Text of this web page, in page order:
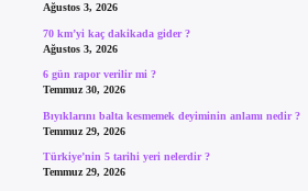
Ağustos 3, 2026
70 km’yi kaç dakikada gider ?
Ağustos 3, 2026
6 gün rapor verilir mi ?
Temmuz 30, 2026
Bıyıklarını balta kesmemek deyiminin anlamı nedir ?
Temmuz 29, 2026
Türkiye’nin 5 tarihi yeri nelerdir ?
Temmuz 29, 2026